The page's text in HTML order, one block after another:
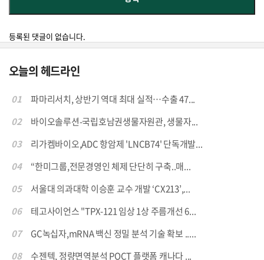
등록된 댓글이 없습니다.
오늘의 헤드라인
01
파마리서치, 상반기 역대 최대 실적…수출 47...
02
바이오솔루션-국립호남권생물자원관, 생물자...
03
리가켐바이오,ADC 항암제 'LNCB74' 단독개발...
04
“한미그룹,전문경영인 체제 단단히 구축..매...
05
서울대 의과대학 이승훈 교수 개발 ‘CX213’,...
06
테고사이언스 "TPX-121 임상 1상 주름개선 6...
07
GC녹십자,mRNA 백신 정밀 분석 기술 확보 .....
08
수젠텍, 정량면역분석 POCT 플랫폼 캐나다 ...